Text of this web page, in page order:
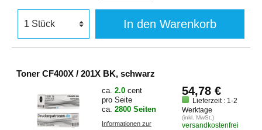
In den Warenkorb
Toner CF400X / 201X BK, schwarz
ca. 2.0 cent
pro Seite
ca. 2800 Seiten
Informationen zur
54,78 €
Lieferzeit : 1-2
Werktage
(inkl. MwSt.)
versandkostenfrei